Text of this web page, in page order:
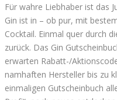
Für wahre Liebhaber ist das
Gin ist in – ob pur, mit
Cocktail. Einmal quer durch
zurück. Das Gin
erwarten Rabatt-/
namhaften Hersteller bis zu
einmaligen Gutscheinbuch